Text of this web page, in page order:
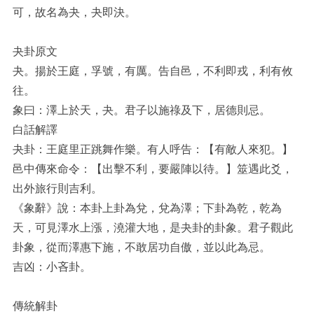
可，故名為夬，夬即決。
夬卦原文
夬。揚於王庭，孚號，有厲。告自邑，不利即戎，利有攸
往。
象曰：澤上於天，夬。君子以施祿及下，居德則忌。
白話解譯
夬卦：王庭里正跳舞作樂。有人呼告：【有敵人來犯。】
邑中傳來命令：【出擊不利，要嚴陣以待。】筮遇此爻，
出外旅行則吉利。
《象辭》說：本卦上卦為兌，兌為澤；下卦為乾，乾為
天，可見澤水上漲，澆灌大地，是夬卦的卦象。君子觀此
卦象，從而澤惠下施，不敢居功自傲，並以此為忌。
吉凶：小吝卦。
傳統解卦